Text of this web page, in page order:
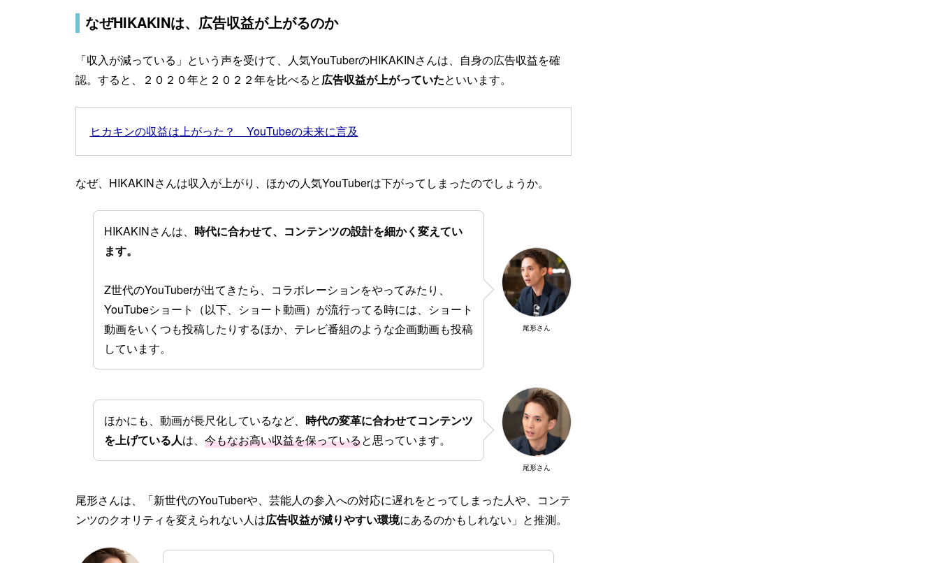
なぜHIKAKINは、広告収益が上がるのか
「収入が減っている」という声を受けて、人気YouTuberのHIKAKINさんは、自身の広告収益を確
認。すると、２０２０年と２０２２年を比べると広告収益が上がっていたといいます。
ヒカキンの収益は上がった？ YouTubeの未来に言及
なぜ、HIKAKINさんは収入が上がり、ほかの人気YouTuberは下がってしまったのでしょうか。
尾形さん
HIKAKINさんは、 時代に合わせて、コンテンツの設計を細かく変えてい
ます。
Z世代のYouTuberが出てきたら、コラボレーションをやってみたり、
YouTubeショート（以下、ショート動画）が流行ってる時には、ショート
動画をいくつも投稿したりするほか、テレビ番組のような企画動画も投稿
しています。
尾形さん
ほかにも、動画が長尺化しているなど、 時代の変革に合わせてコンテンツ
を上げている人は、 今もなお高い収益を保っていると思っています。
尾形さんは、「新世代のYouTuberや、芸能人の参入への対応に遅れをとってしまった人や、コンテ
ンツのクオリティを変えられない人は広告収益が減りやすい環境にあるのかもしれない」と推測。